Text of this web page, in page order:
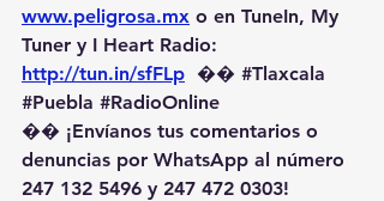
www.peligrosa.mx o en TuneIn, My
Tuner y I Heart Radio:
http://tun.in/sfFLp �� #Tlaxcala
#Puebla #RadioOnline
�� ¡Envíanos tus comentarios o
denuncias por WhatsApp al número
247 132 5496 y 247 472 0303!